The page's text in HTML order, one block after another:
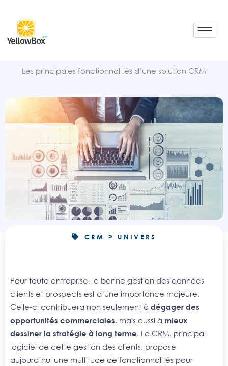
contenu
Les principales fonctionnalités d’une solution CRM
CRM > UNIVERS
Pour toute entreprise, la bonne gestion des données
clients et prospects est d’une importance majeure.
Celle-ci contribuera non seulement à dégager des
opportunités commerciales, mais aussi à mieux
dessiner la stratégie à long terme. Le CRM, principal
logiciel de cette gestion des clients, propose
aujourd’hui une multitude de fonctionnalités pour